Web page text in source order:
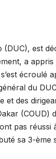
est
a
écroulé
du
et des
(COUD)
pas
sa 3-ème